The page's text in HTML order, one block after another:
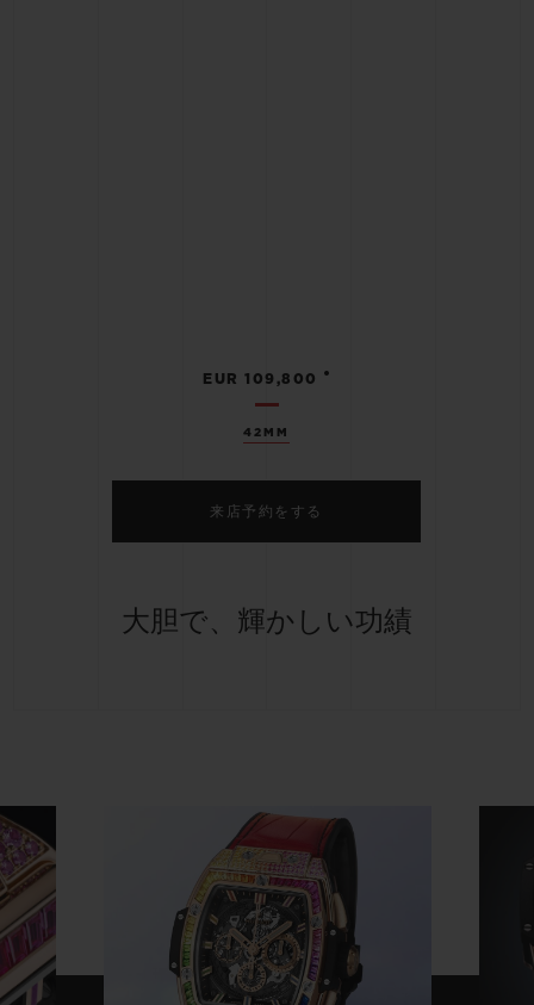
42MM
EUR 109,800 •
来店予約をする
大胆で、輝かしい功績